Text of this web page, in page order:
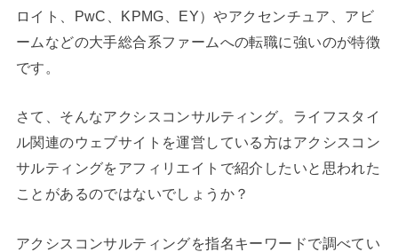
ロイト、PwC、KPMG、EY）やアクセンチュア、アビ
ームなどの大手総合系ファームへの転職に強いのが特徴
です。
さて、そんなアクシスコンサルティング。ライフスタイ
ル関連のウェブサイトを運営している方はアクシスコン
サルティングをアフィリエイトで紹介したいと思われた
ことがあるのではないでしょうか？
アクシスコンサルティングを指名キーワードで調べてい